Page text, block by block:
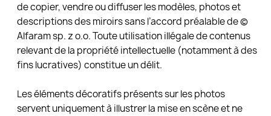
de copier, vendre ou diffuser les modèles, photos et
descriptions des miroirs sans l’accord préalable de ©
Alfaram sp. z o.o. Toute utilisation illégale de contenus
relevant de la propriété intellectuelle (notamment à des
fins lucratives) constitue un délit.
Les éléments décoratifs présents sur les photos
servent uniquement à illustrer la mise en scène et ne